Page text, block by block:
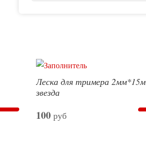
Леска для тримера 2мм*15м
звезда
100руб